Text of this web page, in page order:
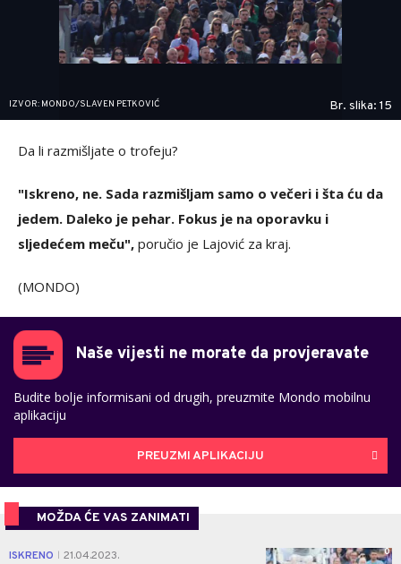
IZVOR: MONDO/SLAVEN PETKOVIĆ Br. slika: 15
Da li razmišljate o trofeju?
"Iskreno, ne. Sada razmišljam samo o večeri i šta ću da
jedem. Daleko je pehar. Fokus je na oporavku i
sljedećem meču", poručio je Lajović za kraj.
(MONDO)
Naše vijesti ne morate da provjeravate
Budite bolje informisani od drugih, preuzmite Mondo mobilnu
aplikaciju
PREUZMI APLIKACIJU
MOŽDA ĆE VAS ZANIMATI
ISKRENO 21.04.2023. 0